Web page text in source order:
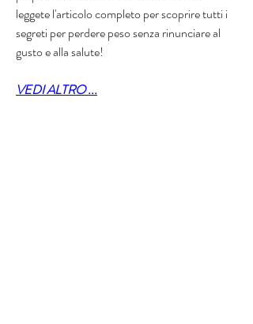
leggete l'articolo completo per scoprire tutti i
segreti per perdere peso senza rinunciare al
gusto e alla salute!
VEDI ALTRO ...